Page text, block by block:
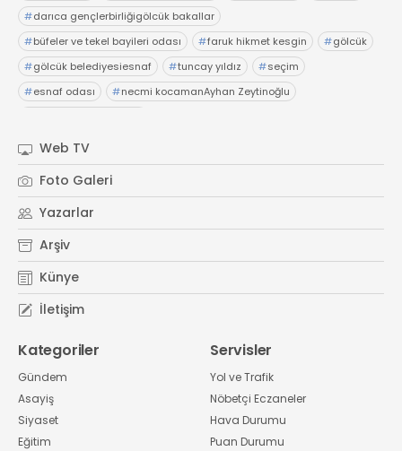
#darıca gençlerbirliğigölcük bakallar
#büfeler ve tekel bayileri odası #faruk hikmet kesgin #gölcük
#gölcük belediyesiesnaf #tuncay yıldız #seçim
#esnaf odası #necmi kocamanAyhan Zeytinoğlu
Web TV
Foto Galeri
Yazarlar
Arşiv
Künye
İletişim
Kategoriler
Gündem
Asayiş
Siyaset
Eğitim
Servisler
Yol ve Trafik
Nöbetçi Eczaneler
Hava Durumu
Puan Durumu